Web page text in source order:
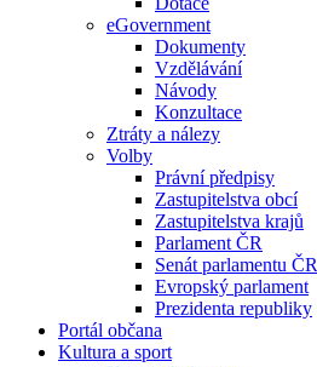
eGovernment
Dokumenty
Vzdělávání
Návody
Konzultace
Ztráty a nálezy
Volby
Právní předpisy
Zastupitelstva obcí
Zastupitelstva krajů
Parlament ČR
Senát parlamentu ČR
Evropský parlament
Prezidenta republiky
Portál občana
Kultura a sport